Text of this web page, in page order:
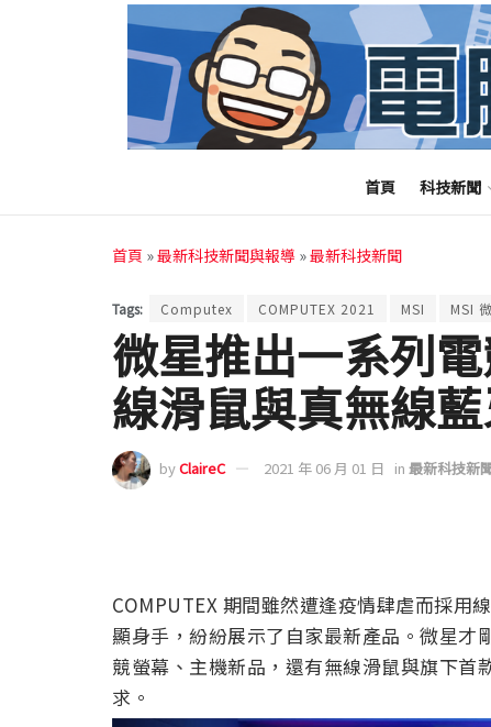
首頁 科技新聞
首頁 »最新科技新聞與報導 »最新科技新聞
Tags: Computex COMPUTEX 2021 MSI MSI
微星推出一系列
線滑鼠與真無線
byClaireC 2021 年 06 月 01 日 in 最新科技新
COMPUTEX 期間雖然遭逢疫情肆虐而採用
顯身手，紛紛展示了自家最新產品。微星才
競螢幕、主機新品，還有無線滑鼠與旗下首
求。